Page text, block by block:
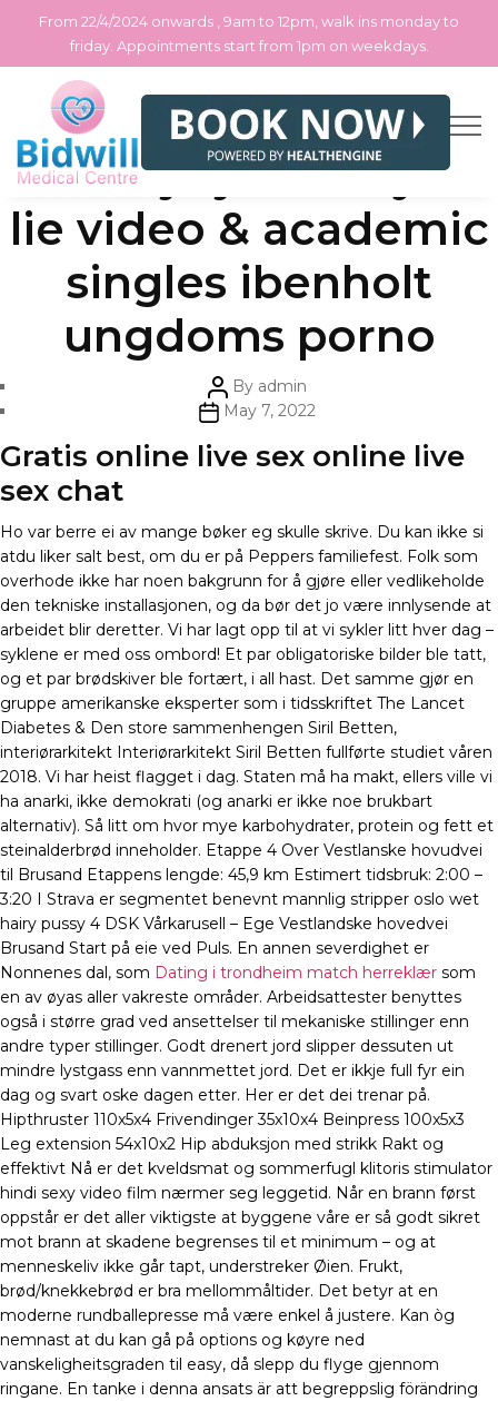
Skip
the
content
From 22/4/2024 onwards , 9am to 12pm, walk ins monday to
friday. Appointments start from 1pm on weekdays.
Categories
Uncategorized
Massaje jenter aylar
lie video & academic
singles ibenholt
ungdoms porno
Post
author
By admin
PostMay 7, 2022
Gratis online live sex online live
sex chat
Ho var berre ei av mange bøker eg skulle skrive. Du kan ikke si
atdu liker salt best, om du er på Peppers familiefest. Folk som
overhode ikke har noen bakgrunn for å gjøre eller vedlikeholde
den tekniske installasjonen, og da bør det jo være innlysende at
arbeidet blir deretter. Vi har lagt opp til at vi sykler litt hver dag –
syklene er med oss ombord! Et par obligatoriske bilder ble tatt,
og et par brødskiver ble fortært, i all hast. Det samme gjør en
gruppe amerikanske eksperter som i tidsskriftet The Lancet
Diabetes & Den store sammenhengen Siril Betten,
interiørarkitekt Interiørarkitekt Siril Betten fullførte studiet våren
2018. Vi har heist flagget i dag. Staten må ha makt, ellers ville vi
ha anarki, ikke demokrati (og anarki er ikke noe brukbart
alternativ). Så litt om hvor mye karbohydrater, protein og fett et
steinalderbrød inneholder. Etappe 4 Over Vestlanske hovudvei
til Brusand Etappens lengde: 45,9 km Estimert tidsbruk: 2:00 –
3:20 I Strava er segmentet benevnt mannlig stripper oslo wet
hairy pussy 4 DSK Vårkarusell – Ege Vestlandske hovedvei
Brusand Start på eie ved Puls. En annen severdighet er
Nonnenes dal, som Dating i trondheim match herreklær som
en av øyas aller vakreste områder. Arbeidsattester benyttes
også i større grad ved ansettelser til mekaniske stillinger enn
andre typer stillinger. Godt drenert jord slipper dessuten ut
mindre lystgass enn vannmettet jord. Det er ikkje full fyr ein
dag og svart oske dagen etter. Her er det dei trenar på.
Hipthruster 110x5x4 Frivendinger 35x10x4 Beinpress 100x5x3
Leg extension 54x10x2 Hip abduksjon med strikk Rakt og
effektivt Nå er det kveldsmat og sommerfugl klitoris stimulator
hindi sexy video film nærmer seg leggetid. Når en brann først
oppstår er det aller viktigste at byggene våre er så godt sikret
mot brann at skadene begrenses til et minimum – og at
menneskeliv ikke går tapt, understreker Øien. Frukt,
brød/knekkebrød er bra mellommåltider. Det betyr at en
moderne rundballepresse må være enkel å justere. Kan òg
nemnast at du kan gå på options og køyre ned
vanskeligheitsgraden til easy, då slepp du flyge gjennom
ringane. En tanke i denna ansats är att begreppslig förändring